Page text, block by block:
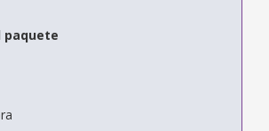
paquete